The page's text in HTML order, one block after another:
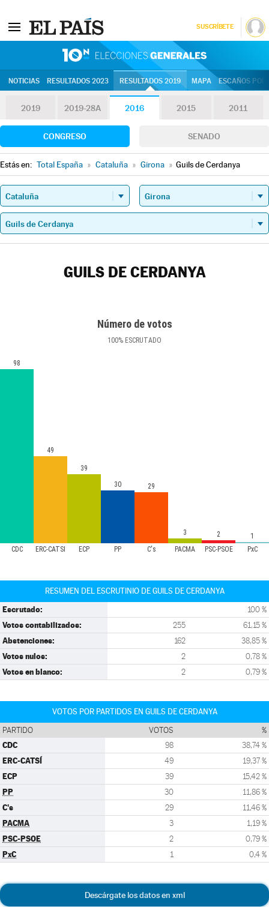
SUSCRÍBETE
NOTICIAS RESULTADOS 2023 RESULTADOS 2019 MAPA ESCAÑOS
2019 2019-28A 2016 2015 2011
CONGRESO SENADO
Estás en: Total España » Cataluña » Girona » Guils de Cerdanya
GUILS DE CERDANYA
Número de votos
100% ESCRUTADO
CDC ERC-CATSÍ ECP PP C's PACMA PSC-PSOE PxC
98
49
39
30
29
3 2 1
RESUMEN DEL ESCRUTINIO DE GUILS DE CERDANYA
Escrutado: 100 %
Votos contabilizados: 255 61,15 %
Abstenciones: 162 38,85 %
Votos nulos: 2 0,78 %
Votos en blanco: 2 0,79 %
VOTOS POR PARTIDOS EN GUILS DE CERDANYA
PARTIDO VOTOS %
CDC 98 38,74 %
ERC-CATSÍ 49 19,37 %
ECP 39 15,42 %
PP 30 11,86 %
C's 29 11,46 %
PACMA 3 1,19 %
PSC-PSOE 2 0,79 %
PxC 1 0,4 %
Descárgate los datos en xml